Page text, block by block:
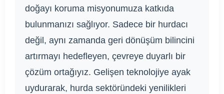
doğayı koruma misyonumuza katkıda
bulunmanızı sağlıyor. Sadece bir hurdacı
değil, aynı zamanda geri dönüşüm bilincini
artırmayı hedefleyen, çevreye duyarlı bir
çözüm ortağıyız. Gelişen teknolojiye ayak
uydurarak, hurda sektöründeki yenilikleri